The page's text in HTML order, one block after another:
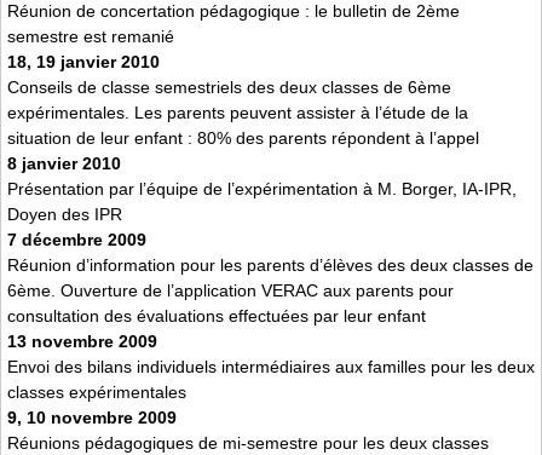
Réunion de concertation pédagogique : le bulletin de 2ème
semestre est remanié
18, 19 janvier 2010
Conseils de classe semestriels des deux classes de 6ème
expérimentales. Les parents peuvent assister à l’étude de la
situation de leur enfant : 80% des parents répondent à l’appel
8 janvier 2010
Présentation par l’équipe de l’expérimentation à M. Borger, IA-IPR,
Doyen des IPR
7 décembre 2009
Réunion d’information pour les parents d’élèves des deux classes de
6ème. Ouverture de l’application VERAC aux parents pour
consultation des évaluations effectuées par leur enfant
13 novembre 2009
Envoi des bilans individuels intermédiaires aux familles pour les deux
classes expérimentales
9, 10 novembre 2009
Réunions pédagogiques de mi-semestre pour les deux classes